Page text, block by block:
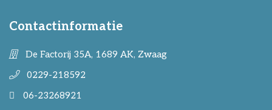
Contactinformatie
De Factorij 35A, 1689 AK, Zwaag
0229-218592
06-23268921